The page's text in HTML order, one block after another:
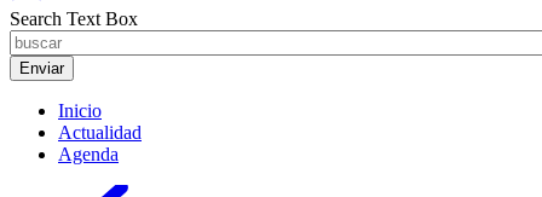
Search Text Box
Inicio
Actualidad
Agenda